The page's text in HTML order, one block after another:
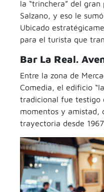
la “trinchera” del
Salzano, y eso le
Ubicado
para el turista que
Bar La Real.
Entre la zona de
Comedia, el edificio
tradicional fue testigo
momentos y amistad,
trayectoria desde 1967.